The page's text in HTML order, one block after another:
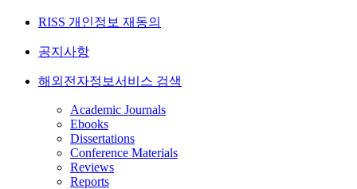
RISS 개인정보 재동의
공지사항
해외전자정보서비스 검색
Academic Journals
Ebooks
Dissertations
Conference Materials
Reviews
Reports